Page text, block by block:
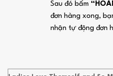
Sau đó bấm
đơn hàng xong,
nhận tự động đơn